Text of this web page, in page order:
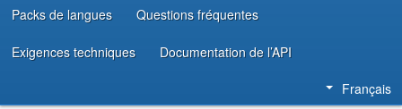
Packs de langues Questions fréquentes
Exigences techniques Documentation de l’API
Français